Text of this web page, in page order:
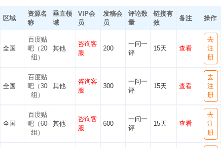
区域
资源名
称
垂直领
域
VIP会
员
发稿会
员
评论数
量
链接有
效
备注 操作
全国
百度贴
吧（20
组）
其他
咨询客
服
200
一问一
评
15天 查看
去
注
册
全国
百度贴
吧（30
组）
其他
咨询客
服
300
一问一
评
15天 查看
去
注
册
全国
百度贴
吧（60
组）
其他
咨询客
服
600
一问一
评
15天 查看
去
注
册